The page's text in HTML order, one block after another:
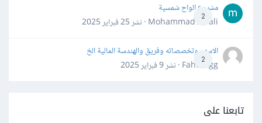
2
مشروع الواح شمسية
Mohammad Awali · نشر
25 فبراير 2025
2
الاسهم وتخصصاته وفريق والهندسة المالية الخ
Fahd Ggg · نشر
9 فبراير 2025
تابعنا على